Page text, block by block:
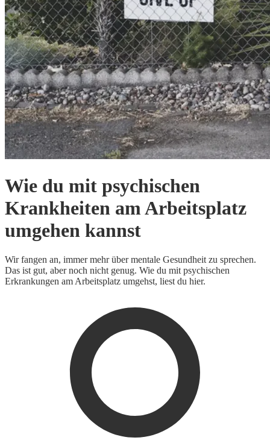
Wie du mit psychischen
Krankheiten am Arbeitsplatz
umgehen kannst
Wir fangen an, immer mehr über mentale Gesundheit zu sprechen.
Das ist gut, aber noch nicht genug. Wie du mit psychischen
Erkrankungen am Arbeitsplatz umgehst, liest du hier.